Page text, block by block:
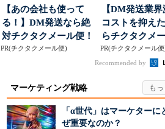
【あの会社も使って
る！】DM発送なら絶
対チクタクメール便！
PR(チクタクメール便)
【DM発送業界
コストを抑え
らチクタクメ
PR(チクタクメール
Recommended by
マーケティング戦略
「α世代」はマーケターに
ぜ重要なのか？